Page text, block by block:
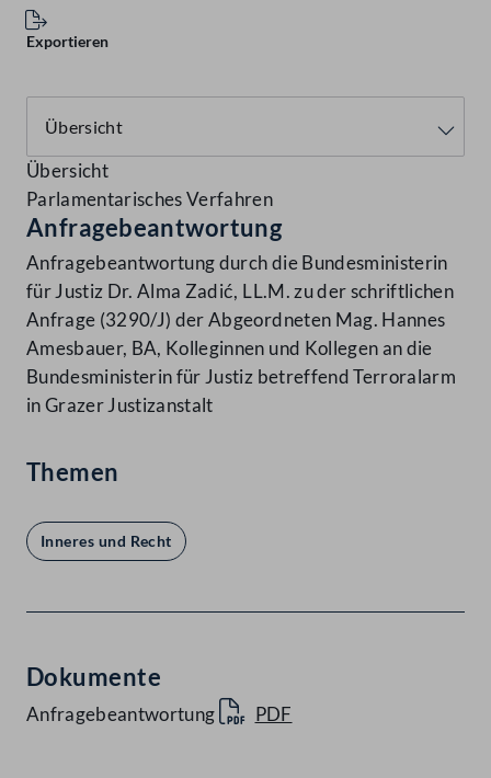
Exportieren
Übersicht
Parlamentarisches Verfahren
Anfragebeantwortung
Anfragebeantwortung durch die Bundesministerin
für Justiz Dr. Alma Zadić, LL.M. zu der schriftlichen
Anfrage (3290/J) der Abgeordneten Mag. Hannes
Amesbauer, BA, Kolleginnen und Kollegen an die
Bundesministerin für Justiz betreffend Terroralarm
in Grazer Justizanstalt
Themen
Inneres und Recht
Dokumente
Anfragebeantwortung PDF